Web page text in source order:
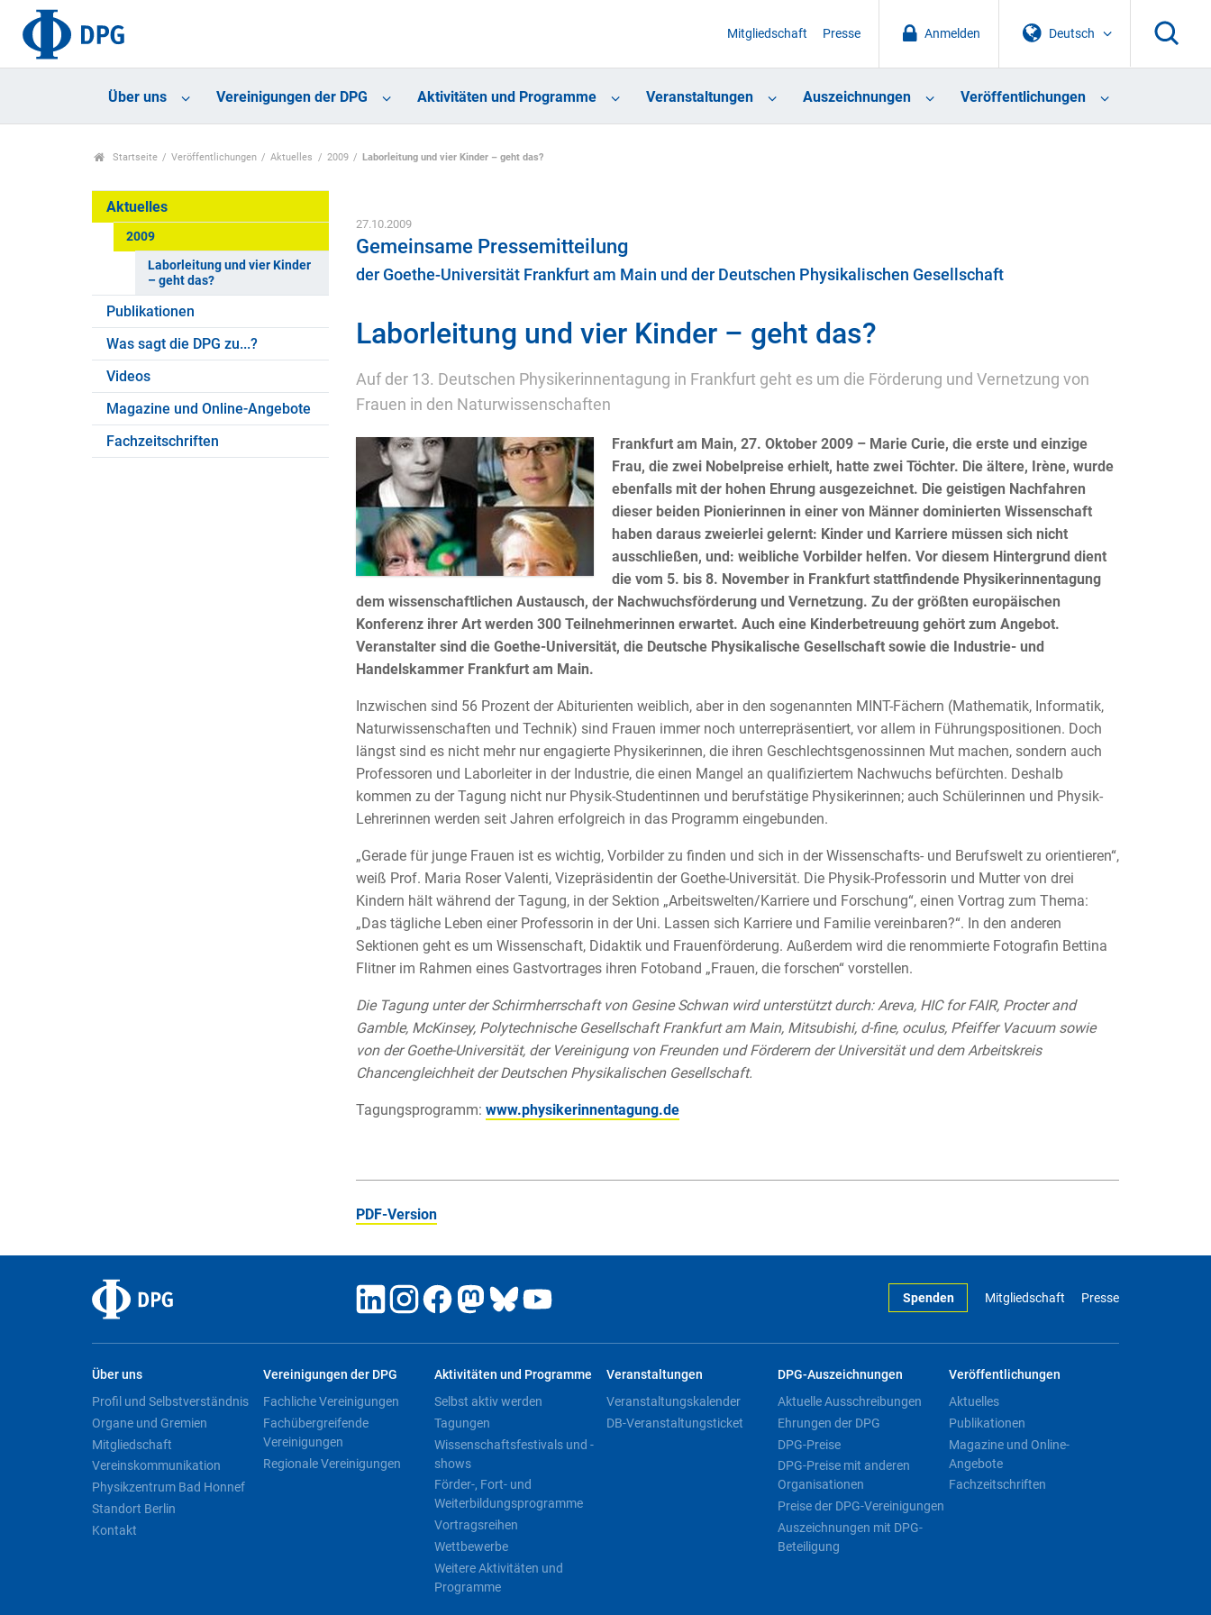
Deutsch
Anmelden
Mitgliedschaft Presse
Über uns Vereinigungen der DPG Aktivitäten und Programme Veranstaltungen Auszeichnungen Veröffentlichungen
Startseite Veröffentlichungen Aktuelles 2009 Laborleitung und vier Kinder – geht das?
Aktuelles
2009
Laborleitung und vier Kinder
– geht das?
Publikationen
Was sagt die DPG zu...?
Videos
Magazine und Online-Angebote
Fachzeitschriften
27.10.2009
Gemeinsame Pressemitteilung
der Goethe-Universität Frankfurt am Main und der Deutschen Physikalischen Gesellschaft
Laborleitung und vier Kinder – geht das?
Auf der 13. Deutschen Physikerinnentagung in Frankfurt geht es um die Förderung und Vernetzung von
Frauen in den Naturwissenschaften
Frankfurt am Main, 27. Oktober 2009 – Marie Curie, die erste und einzige
Frau, die zwei Nobelpreise erhielt, hatte zwei Töchter. Die ältere, Irène, wurde
ebenfalls mit der hohen Ehrung ausgezeichnet. Die geistigen Nachfahren
dieser beiden Pionierinnen in einer von Männer dominierten Wissenschaft
haben daraus zweierlei gelernt: Kinder und Karriere müssen sich nicht
ausschließen, und: weibliche Vorbilder helfen. Vor diesem Hintergrund dient
die vom 5. bis 8. November in Frankfurt stattfindende Physikerinnentagung
dem wissenschaftlichen Austausch, der Nachwuchsförderung und Vernetzung. Zu der größten europäischen
Konferenz ihrer Art werden 300 Teilnehmerinnen erwartet. Auch eine Kinderbetreuung gehört zum Angebot.
Veranstalter sind die Goethe-Universität, die Deutsche Physikalische Gesellschaft sowie die Industrie- und
Handelskammer Frankfurt am Main.
Inzwischen sind 56 Prozent der Abiturienten weiblich, aber in den sogenannten MINT-Fächern (Mathematik, Informatik,
Naturwissenschaften und Technik) sind Frauen immer noch unterrepräsentiert, vor allem in Führungspositionen. Doch
längst sind es nicht mehr nur engagierte Physikerinnen, die ihren Geschlechtsgenossinnen Mut machen, sondern auch
Professoren und Laborleiter in der Industrie, die einen Mangel an qualifiziertem Nachwuchs befürchten. Deshalb
kommen zu der Tagung nicht nur Physik-Studentinnen und berufstätige Physikerinnen; auch Schülerinnen und Physik-
Lehrerinnen werden seit Jahren erfolgreich in das Programm eingebunden.
„Gerade für junge Frauen ist es wichtig, Vorbilder zu finden und sich in der Wissenschafts- und Berufswelt zu orientieren“,
weiß Prof. Maria Roser Valenti, Vizepräsidentin der Goethe-Universität. Die Physik-Professorin und Mutter von drei
Kindern hält während der Tagung, in der Sektion „Arbeitswelten/Karriere und Forschung“, einen Vortrag zum Thema:
„Das tägliche Leben einer Professorin in der Uni. Lassen sich Karriere und Familie vereinbaren?“. In den anderen
Sektionen geht es um Wissenschaft, Didaktik und Frauenförderung. Außerdem wird die renommierte Fotografin Bettina
Flitner im Rahmen eines Gastvortrages ihren Fotoband „Frauen, die forschen“ vorstellen.
Die Tagung unter der Schirmherrschaft von Gesine Schwan wird unterstützt durch: Areva, HIC for FAIR, Procter and
Gamble, McKinsey, Polytechnische Gesellschaft Frankfurt am Main, Mitsubishi, d-fine, oculus, Pfeiffer Vacuum sowie
von der Goethe-Universität, der Vereinigung von Freunden und Förderern der Universität und dem Arbeitskreis
Chancengleichheit der Deutschen Physikalischen Gesellschaft.
Tagungsprogramm: www.physikerinnentagung.de
PDF-Version
Spenden Mitgliedschaft Presse
Über uns
Profil und Selbstverständnis
Organe und Gremien
Mitgliedschaft
Vereinskommunikation
Physikzentrum Bad Honnef
Standort Berlin
Kontakt
Vereinigungen der DPG
Fachliche Vereinigungen
Fachübergreifende
Vereinigungen
Regionale Vereinigungen
Aktivitäten und Programme
Selbst aktiv werden
Tagungen
Wissenschaftsfestivals und -
shows
Förder-, Fort- und
Weiterbildungsprogramme
Vortragsreihen
Wettbewerbe
Weitere Aktivitäten und
Programme
Veranstaltungen
Veranstaltungskalender
DB-Veranstaltungsticket
DPG-Auszeichnungen
Aktuelle Ausschreibungen
Ehrungen der DPG
DPG-Preise
DPG-Preise mit anderen
Organisationen
Preise der DPG-Vereinigungen
Auszeichnungen mit DPG-
Beteiligung
Veröffentlichungen
Aktuelles
Publikationen
Magazine und Online-
Angebote
Fachzeitschriften